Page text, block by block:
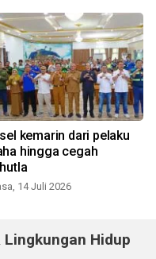
kemarin dari pelaku
hingga cegah
14 Juli 2026
Hidup